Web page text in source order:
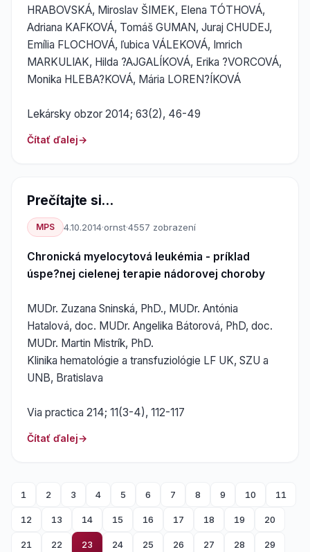
HRABOVSKÁ, Miroslav ŠIMEK, Elena TÓTHOVÁ,
Adriana KAFKOVÁ, Tomáš GUMAN, Juraj CHUDEJ,
Emília FLOCHOVÁ, ľubica VÁLEKOVÁ, Imrich
MARKULIAK, Hilda ?AJGALÍKOVÁ, Erika ?VORCOVÁ,
Monika HLEBA?KOVÁ, Mária LOREN?ÍKOVÁ
Lekársky obzor 2014; 63(2), 46-49
Čítať ďalej
Prečítajte si...
MPS 4.10.2014·ornst·4557 zobrazení
Chronická myelocytová leukémia - príklad
úspe?nej cielenej terapie nádorovej choroby
MUDr. Zuzana Sninská, PhD., MUDr. Antónia
Hatalová, doc. MUDr. Angelika Bátorová, PhD, doc.
MUDr. Martin Mistrík, PhD.
Klinika hematológie a transfuziológie LF UK, SZU a
UNB, Bratislava
Via practica 214; 11(3-4), 112-117
Čítať ďalej
1 2 3 4 5 6 7 8 9 10 11
12 13 14 15 16 17 18 19 20
21 22 23 24 25 26 27 28 29